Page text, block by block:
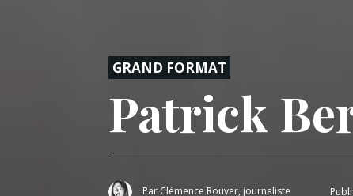
GRAND FORMAT
Patrick
Par Clémence Rouyer, journaliste